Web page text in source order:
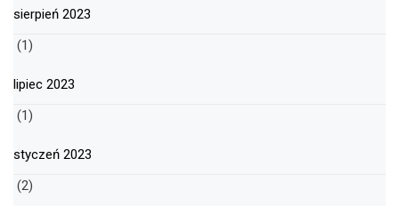
sierpień 2023
(1)
lipiec 2023
(1)
styczeń 2023
(2)